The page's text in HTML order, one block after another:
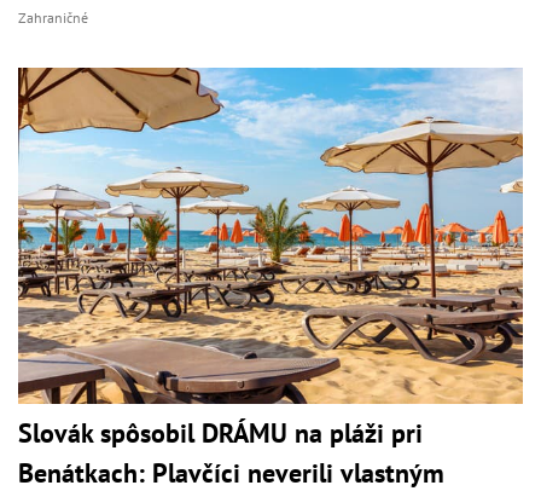
Zahraničné
Slovák spôsobil DRÁMU na pláži pri
Benátkach: Plavčíci neverili vlastným